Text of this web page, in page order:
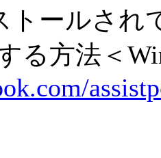
トールされ
る方法＜